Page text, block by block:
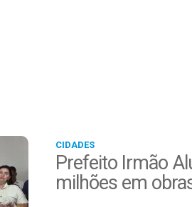
CIDADES
Prefeito Irmão
milhões em